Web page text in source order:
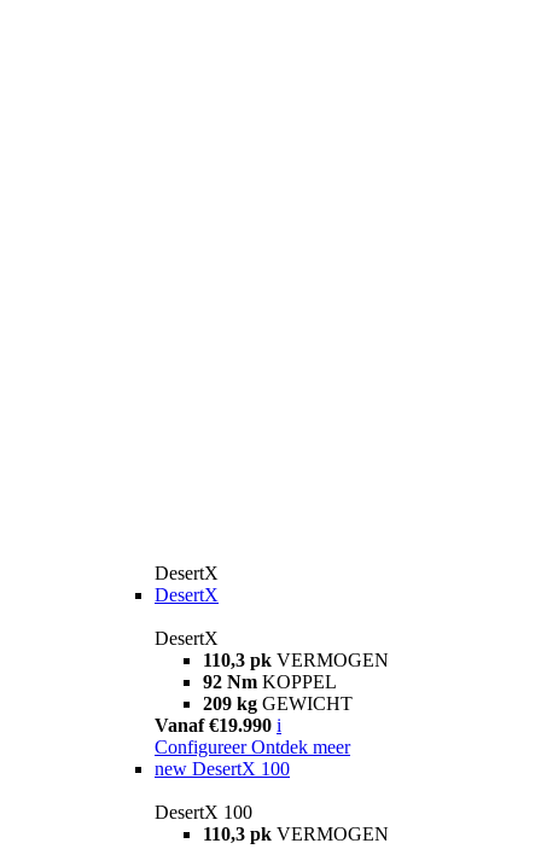
DesertX
DesertX
DesertX
110,3 pk VERMOGEN
92 Nm KOPPEL
209 kg GEWICHT
Vanaf €19.990 i
Configureer Ontdek meer
new DesertX 100
DesertX 100
110,3 pk VERMOGEN